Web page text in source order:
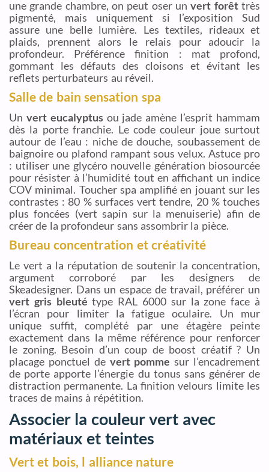
une grande chambre, on peut oser unvert forêttrès
pigmenté, mais uniquement si l’exposition Sud
assure une belle lumière. Les textiles, rideaux et
plaids, prennent alors le relais pour adoucir la
profondeur. Préférence finition : mat profond,
gommant les défauts des cloisons et évitant les
reflets perturbateurs au réveil.
Salle de bain sensation spa
Un vert eucalyptusou jade amène l’esprit hammam
dès la porte franchie. Le code couleur joue surtout
autour de l’eau : niche de douche, soubassement de
baignoire ou plafond rampant sous velux. Astuce pro
: utiliser une glycéro nouvelle génération biosourcée
pour résister à l’humidité tout en affichant un indice
COV minimal. Toucher spa amplifié en jouant sur les
contrastes : 80 % surfaces vert tendre, 20 % touches
plus foncées (vert sapin sur la menuiserie) afin de
créer de la profondeur sans assombrir la pièce.
Bureau concentration et créativité
Le vert a la réputation de soutenir la concentration,
argument corroboré par les designers de
Skeadesigner. Dans un espace de travail, préférer un
vert gris bleuté type RAL 6000 sur la zone face à
l’écran pour limiter la fatigue oculaire. Un mur
unique suffit, complété par une étagère peinte
exactement dans la même référence pour renforcer
le zoning. Besoin d’un coup de boost créatif ? Un
placage ponctuel de vert pomme sur l’encadrement
de porte apporte l’énergie du tonus sans générer de
distraction permanente. La finition velours limite les
traces de mains à répétition.
Associer la couleur vert avec
matériaux et teintes
Vert et bois, l alliance nature